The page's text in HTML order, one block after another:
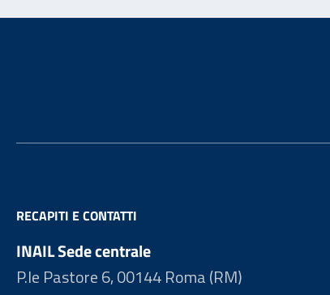
RECAPITI E CONTATTI
INAIL Sede centrale
P.le Pastore 6, 00144 Roma (RM)